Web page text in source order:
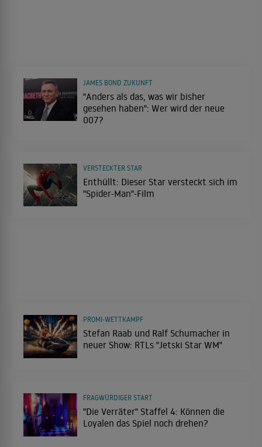
"Anders als das, was wir bisher
gesehen haben": Wer wird der neue
007?
JAMES BOND ZUKUNFT
Enthüllt: Dieser Star versteckt sich im
"Spider-Man"-Film
VERSTECKTER STAR
Stefan Raab und Ralf Schumacher in
neuer Show: RTLs "Jetski Star WM"
PROMI-WETTKAMPF
"Die Verräter" Staffel 4: Können die
Loyalen das Spiel noch drehen?
FRAGWÜRDIGER START